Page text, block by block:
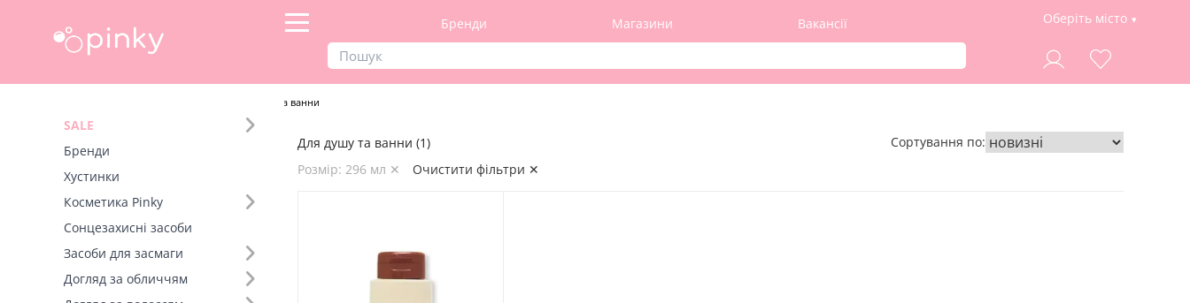
Бренди Магазини Вакансії Оберіть місто
SALE
Бренди
Хустинки
Косметика Pinky
Сонцезахисні засоби
Засоби для засмаги
Догляд за обличчям
Для душу та ванни
Фільтр
Розмір (6)
Для душу та ванни (1)
Розмір: 296 мл ✕
Очистити фільтри ✕
Сортування по: